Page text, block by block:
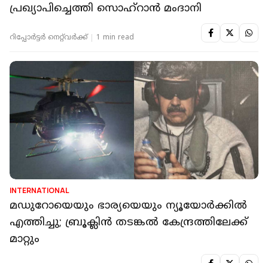
പ്രഖ്യാപിച്ചെത്തി സൊഹ്റാൻ മംദാനി
റിപ്പോർട്ടർ നെറ്റ്‌വര്‍ക്ക്‌ 1 min read
INTERNATIONAL
മഡുറോയെയും ഭാര്യയെയും ന്യൂയോര്‍ക്കില്‍
എത്തിച്ചു; ബ്രൂക്ലിന്‍ തടങ്കല്‍ കേന്ദ്രത്തിലേക്ക്
മാറ്റും